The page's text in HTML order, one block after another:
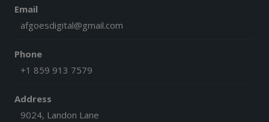
Email
afgoesdigital@gmail.com
Phone
+1 859 913 7579
Address
9024, Landon Lane